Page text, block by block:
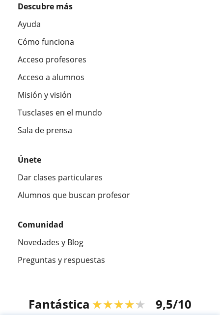
Descubre más
Ayuda
Cómo funciona
Acceso profesores
Acceso a alumnos
Misión y visión
Tusclases en el mundo
Sala de prensa
Únete
Dar clases particulares
Alumnos que buscan profesor
Comunidad
Novedades y Blog
Preguntas y respuestas
Fantástica ★★★★★ 9,5/10